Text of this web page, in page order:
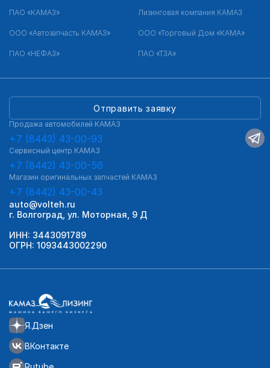
Я.Дзен
ВКонтакте
Отправить заявку
Продажа автомобилей КАМАЗ
+7 (8443) 43-00-93
Сервисный центр КАМАЗ
+7 (8442) 43-00-56
Магазин оригинальных запчастей КАМАЗ
+7 (8442) 43-00-43
auto@volteh.ru
г. Волгоград, ул. Моторная, 9 Д
ИНН: 3443091789
ОГРН: 1093443002290
ПАО «КАМАЗ» Лизинговая компания КАМАЗ
ООО «Автозапчасть КАМАЗ» ООО «Торговый Дом «КАМА»
ПАО «НЕФАЗ» ПАО «ТЗА»